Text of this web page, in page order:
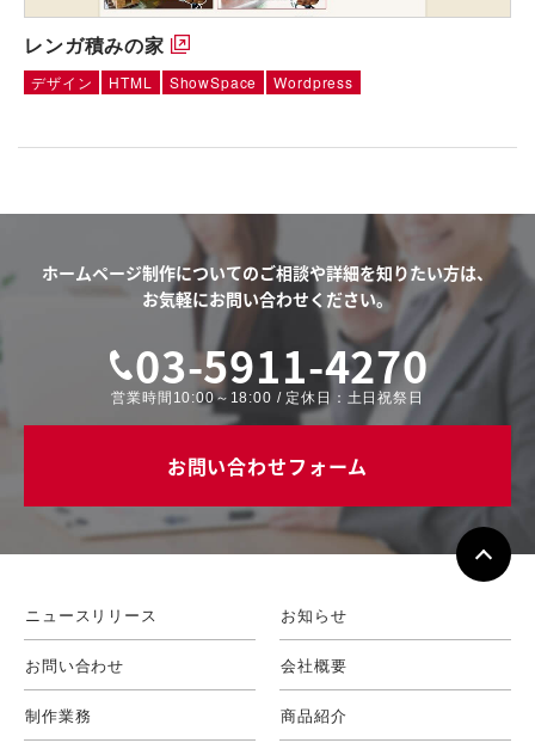
レンガ積みの家
デザイン HTML ShowSpace Wordpress
ホームページ制作についてのご相談や詳細を知りたい方は、
お気軽にお問い合わせください。
03-5911-4270
営業時間10:00～18:00 / 定休日：土日祝祭日
お問い合わせフォーム
ニュースリリース お知らせ
お問い合わせ 会社概要
制作業務 商品紹介